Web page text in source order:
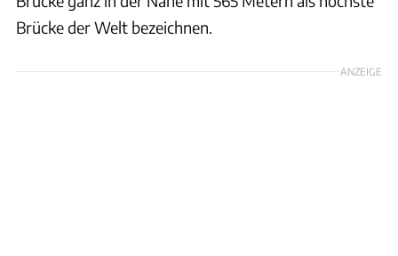
Brücke der Welt bezeichnen.
ANZEIGE